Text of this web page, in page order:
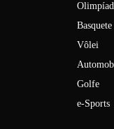
Basquete
Vôlei
Golfe
e-Sports